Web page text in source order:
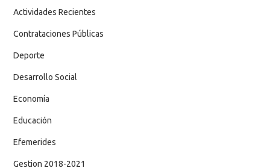
Actividades Recientes
Contrataciones Públicas
Deporte
Desarrollo Social
Economía
Educación
Efemerides
Gestion 2018-2021